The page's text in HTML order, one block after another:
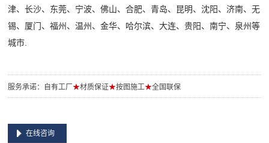
津、长沙、东莞、宁波、佛山、合肥、青岛、昆明、沈阳、济南、无
锡、厦门、福州、温州、金华、哈尔滨、大连、贵阳、南宁、泉州等
城市.
服务承诺：自有工厂★材质保证★按图施工★全国联保
在线咨询